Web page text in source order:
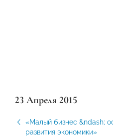
23 Апреля 2015
«Малый бизнес &ndash;
развития экономики»